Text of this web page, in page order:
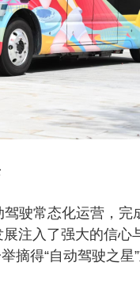
驶常态化运营，
注入了强大的信心
摘得“自动驾驶之